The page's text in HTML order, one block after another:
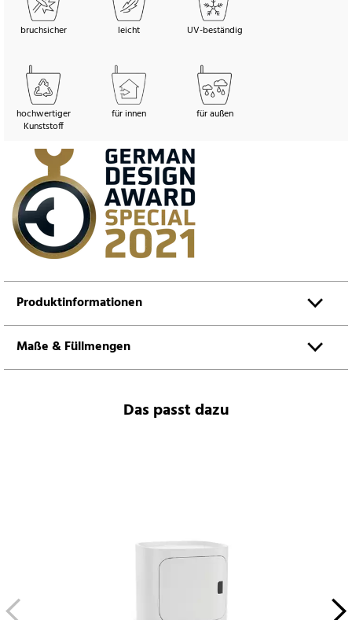
bruchsicher leicht UV-beständig
hochwertiger
Kunststoff
für innen für außen
Produktinformationen
Maße & Füllmengen
Das passt dazu